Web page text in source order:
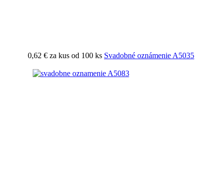
0,62 € za kus od 100 ks Svadobné oznámenie A5035